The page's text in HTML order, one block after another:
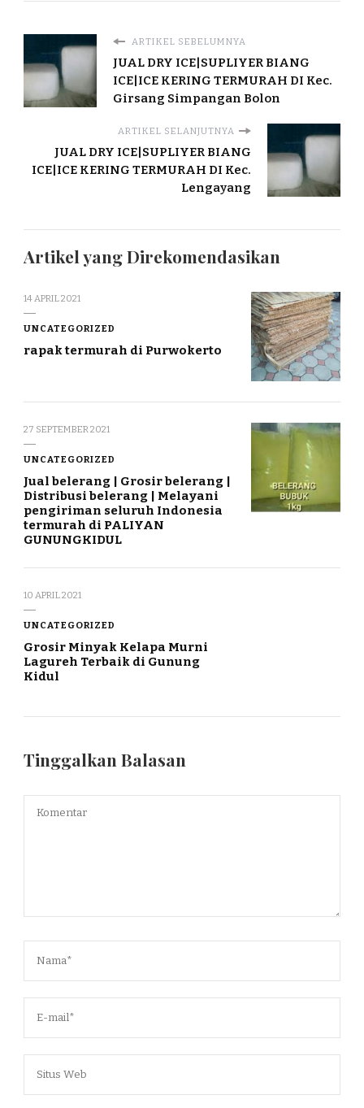
ARTIKEL SEBELUMNYA
JUAL DRY ICE|SUPLIYER BIANG
ICE|ICE KERING TERMURAH DI Kec.
Girsang Simpangan Bolon
ARTIKEL SELANJUTNYA
JUAL DRY ICE|SUPLIYER BIANG
ICE|ICE KERING TERMURAH DI Kec.
Lengayang
Artikel yang Direkomendasikan
14 APRIL 2021
UNCATEGORIZED
rapak termurah di Purwokerto
27 SEPTEMBER 2021
UNCATEGORIZED
Jual belerang | Grosir belerang |
Distribusi belerang | Melayani
pengiriman seluruh Indonesia
termurah di PALIYAN
GUNUNGKIDUL
10 APRIL 2021
UNCATEGORIZED
Grosir Minyak Kelapa Murni
Lagureh Terbaik di Gunung
Kidul
Tinggalkan Balasan